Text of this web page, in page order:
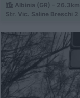
Albinia (GR) - 26.3km
Str. Vic. Saline Breschi 2